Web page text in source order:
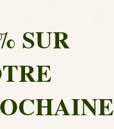
nutritionnelles
SUR